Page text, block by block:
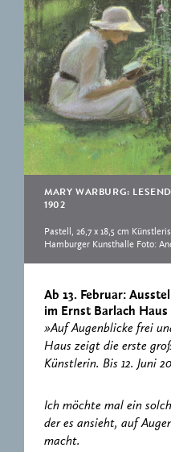
FOR POLITICAL
ICONOGRAPHY
ERNST CASSIRER
CENTRE 1997-2007
RECORDS
MARY WARBURG:
1902
Pastell, 26,7 x 18,5 cm
Hamburger Kunsthalle Foto:
Ab 13. Februar:
im Ernst Barlach
»Auf Augenblicke frei
Haus zeigt die erste
Künstlerin. Bis 12. Juni
Ich möchte mal ein
der es ansieht, auf
macht.